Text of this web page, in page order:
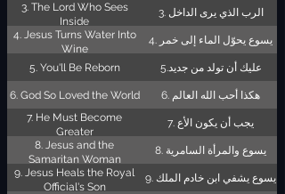
3. The Lord Who Sees
Inside
3. الرب الذي يرى الداخل
4. Jesus Turns Water Into
Wine
4. يسوع يحوّل الماء إلى خمر
5. You'll Be Reborn 5.عليك أن تولد من جديد
6. God So Loved the World
6. هكذا أحب الله العالم
7. He Must Become
Greater
7. يجب أن يكون الأع
8. Jesus and the
Samaritan Woman
8. يسوع والمرأة السامرية
9. Jesus Heals the Royal
Official's Son
9. يسوع يشفي ابن خادم الملك